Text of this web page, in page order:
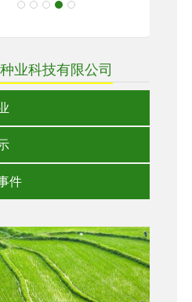
业科技有限公司
件